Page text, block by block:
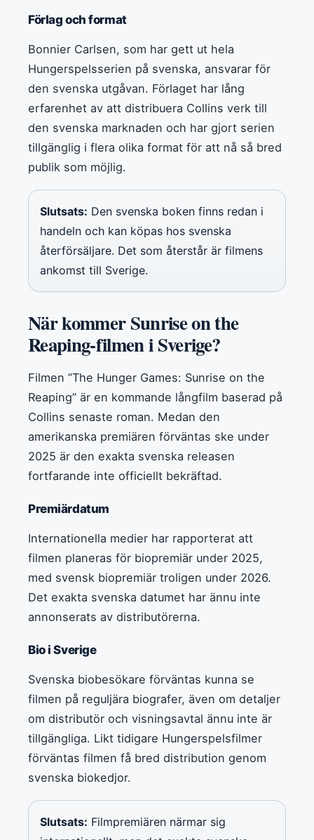
Förlag och format
Bonnier Carlsen, som har gett ut hela
Hungerspelsserien på svenska, ansvarar för
den svenska utgåvan. Förlaget har lång
erfarenhet av att distribuera Collins verk till
den svenska marknaden och har gjort serien
tillgänglig i flera olika format för att nå så bred
publik som möjlig.
Slutsats: Den svenska boken finns redan i
handeln och kan köpas hos svenska
återförsäljare. Det som återstår är filmens
ankomst till Sverige.
När kommer Sunrise on the
Reaping-filmen i Sverige?
Filmen ”The Hunger Games: Sunrise on the
Reaping” är en kommande långfilm baserad på
Collins senaste roman. Medan den
amerikanska premiären förväntas ske under
2025 är den exakta svenska releasen
fortfarande inte officiellt bekräftad.
Premiärdatum
Internationella medier har rapporterat att
filmen planeras för biopremiär under 2025,
med svensk biopremiär troligen under 2026.
Det exakta svenska datumet har ännu inte
annonserats av distributörerna.
Bio i Sverige
Svenska biobesökare förväntas kunna se
filmen på reguljära biografer, även om detaljer
om distributör och visningsavtal ännu inte är
tillgängliga. Likt tidigare Hungerspelsfilmer
förväntas filmen få bred distribution genom
svenska biokedjor.
Slutsats: Filmpremiären närmar sig